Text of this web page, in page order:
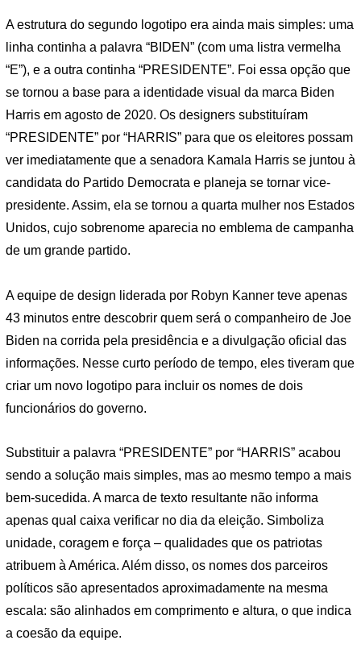
A estrutura do segundo logotipo era ainda mais simples: uma
linha continha a palavra “BIDEN” (com uma listra vermelha
“E”), e a outra continha “PRESIDENTE”. Foi essa opção que
se tornou a base para a identidade visual da marca Biden
Harris em agosto de 2020. Os designers substituíram
“PRESIDENTE” por “HARRIS” para que os eleitores possam
ver imediatamente que a senadora Kamala Harris se juntou à
candidata do Partido Democrata e planeja se tornar vice-
presidente. Assim, ela se tornou a quarta mulher nos Estados
Unidos, cujo sobrenome aparecia no emblema de campanha
de um grande partido.
A equipe de design liderada por Robyn Kanner teve apenas
43 minutos entre descobrir quem será o companheiro de Joe
Biden na corrida pela presidência e a divulgação oficial das
informações. Nesse curto período de tempo, eles tiveram que
criar um novo logotipo para incluir os nomes de dois
funcionários do governo.
Substituir a palavra “PRESIDENTE” por “HARRIS” acabou
sendo a solução mais simples, mas ao mesmo tempo a mais
bem-sucedida. A marca de texto resultante não informa
apenas qual caixa verificar no dia da eleição. Simboliza
unidade, coragem e força – qualidades que os patriotas
atribuem à América. Além disso, os nomes dos parceiros
políticos são apresentados aproximadamente na mesma
escala: são alinhados em comprimento e altura, o que indica
a coesão da equipe.